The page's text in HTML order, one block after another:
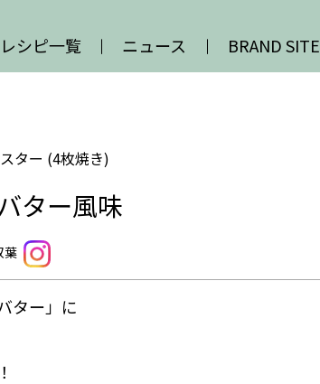
レシピ一覧 ニュース BRAND SITE
ター (4枚焼き)
ター風味
葉
ター」に